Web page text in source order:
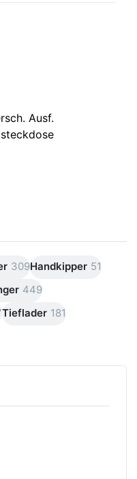
Ausf.
309Handkipper 51
449
Tieflader 181